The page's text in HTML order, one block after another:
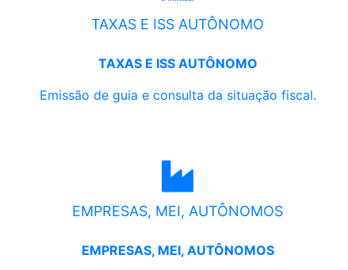
TAXAS E ISS AUTÔNOMO
TAXAS E ISS AUTÔNOMO
Emissão de guia e consulta da situação fiscal.
EMPRESAS, MEI, AUTÔNOMOS
EMPRESAS, MEI, AUTÔNOMOS